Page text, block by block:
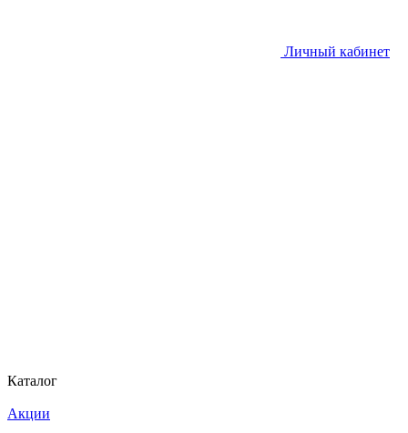
Личный кабинет
Каталог
Акции